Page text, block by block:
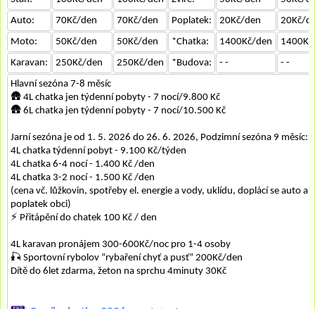
Auto:
70Kč/den 70Kč/den Poplatek: 20Kč/den
20Kč/
Moto:
50Kč/den 50Kč/den *Chatka: 1400Kč/den
Karavan:
250Kč/den 250Kč/den *Budova: - -
- -
Hlavní sezóna 7-8 měsíc
🛖 4L chatka jen týdenní pobyty - 7 nocí/9.800 Kč
🛖 6L chatka jen týdenní pobyty - 7 nocí/10.500 Kč
Jarní sezóna je od 1. 5. 2026 do 26. 6. 2026, Podzimní sezóna 9 měsíc:
4L chatka týdenní pobyt - 9.100 Kč/týden
4L chatka 6-4 nocí - 1.400 Kč /den
4L chatka 3-2 nocí - 1.500 Kč /den
(cena vč. lůžkovin, spotřeby el. energie a vody, uklídu, doplácí se auto a
poplatek obci)
⚡ Přitápění do chatek 100 Kč / den
4L karavan pronájem 300-600Kč/noc pro 1-4 osoby
🎣 Sportovní rybolov “rybaření chyť a pusť” 200Kč/den
Dítě do 6let zdarma, žeton na sprchu 4minuty 30Kč